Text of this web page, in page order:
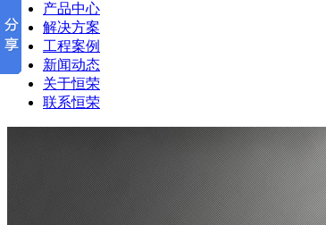
产品中心
解决方案
工程案例
新闻动态
关于恒荣
联系恒荣